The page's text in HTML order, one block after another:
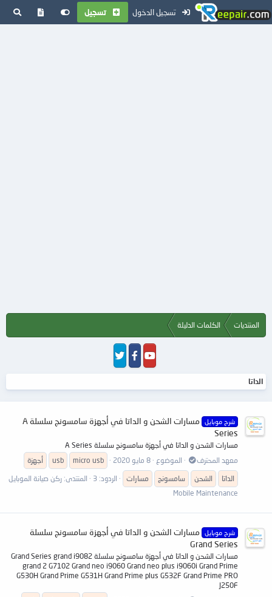
تسجيل الدخول تسجيل
المنتديات الكلمات الدليلة
الداتا
شرح موبايل
مسارات الشحن و الداتا في أجهزة سامسونج سلسلة A
Series
مسارات الشحن و الداتا في أجهزة سامسونج سلسلة A Series
معهد المحترف
الموضوع 8 مايو 2020 micro usb
usb
أجهزة
الداتا
الشحن سامسونج مسارات الردود: 3 المنتدى: ركن صيانة الموبايل
Mobile Maintenance
شرح موبايل
مسارات الشحن و الداتا في أجهزة سامسونج سلسلة
Grand Series
مسارات الشحن و الداتا في أجهزة سامسونج سلسلة Grand Series grand i9082
grand 2 G7102 Grand neo i9060 Grand neo plus i9060i Grand Prime
G530H Grand Prime G531H Grand Prime plus G532F Grand Prime PRO
J250F